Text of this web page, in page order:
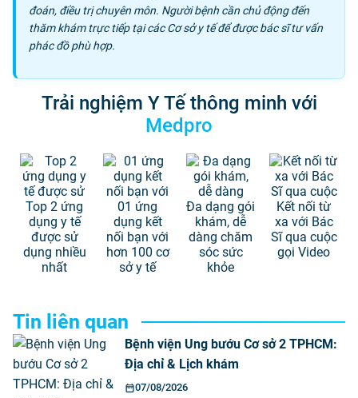
đoán, điều trị chuyên môn. Người bệnh cần chủ động đến
thăm khám trực tiếp tại các Cơ sở y tế để được bác sĩ tư vấn
phác đồ phù hợp.
Trải nghiệm Y Tế thông minh với
Medpro
Top 2 ứng
dụng y tế
được sử
dụng nhiều
nhất
01 ứng
dụng kết
nối bạn với
hơn 100 cơ
sở y tế
Đa dạng gói
khám, dễ
dàng chăm
sóc sức
khỏe
Kết nối từ
xa với Bác
Sĩ qua cuộc
gọi Video
Tin liên quan
Bệnh viện Ung bướu Cơ sở 2 TPHCM:
Địa chỉ & Lịch khám
07/08/2026